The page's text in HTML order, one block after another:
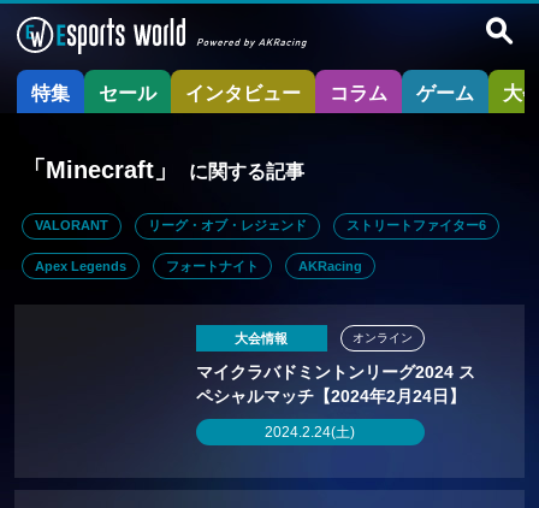
特集 セール インタビュー コラム ゲーム 大
「Minecraft」 に関する記事
VALORANT リーグ・オブ・レジェンド ストリートファイター6
Apex Legends フォートナイト AKRacing
大会情報
マイクラバドミントンリーグ2024 ス
ペシャルマッチ【2024年2月24日】
2024.2.24(土)
オンライン